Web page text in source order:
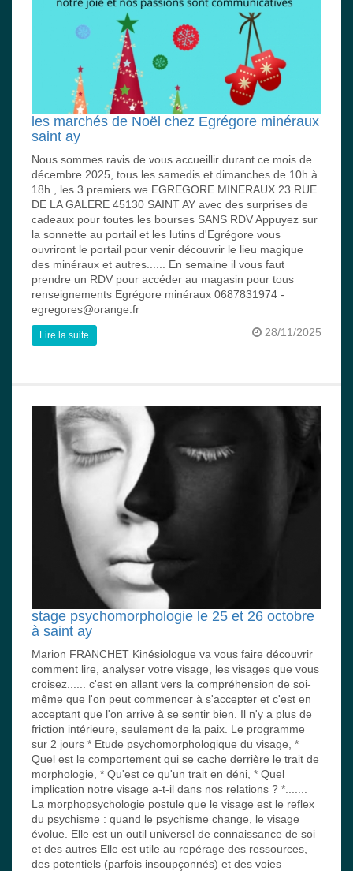
les marchés de Noël chez Egrégore minéraux
saint ay
Nous sommes ravis de vous accueillir durant ce mois de
décembre 2025, tous les samedis et dimanches de 10h à
18h , les 3 premiers we EGREGORE MINERAUX 23 RUE
DE LA GALERE 45130 SAINT AY avec des surprises de
cadeaux pour toutes les bourses SANS RDV Appuyez sur
la sonnette au portail et les lutins d'Egrégore vous
ouvriront le portail pour venir découvrir le lieu magique
des minéraux et autres...... En semaine il vous faut
prendre un RDV pour accéder au magasin pour tous
renseignements Egrégore minéraux 0687831974 -
egregores@orange.fr
28/11/2025
Lire la suite
stage psychomorphologie le 25 et 26 octobre
à saint ay
Marion FRANCHET Kinésiologue va vous faire découvrir
comment lire, analyser votre visage, les visages que vous
croisez...... c'est en allant vers la compréhension de soi-
même que l'on peut commencer à s'accepter et c'est en
acceptant que l'on arrive à se sentir bien. Il n'y a plus de
friction intérieure, seulement de la paix. Le programme
sur 2 jours * Etude psychomorphologique du visage, *
Quel est le comportement qui se cache derrière le trait de
morphologie, * Qu'est ce qu'un trait en déni, * Quel
implication notre visage a-t-il dans nos relations ? *.......
La morphopsychologie postule que le visage est le reflex
du psychisme : quand le psychisme change, le visage
évolue. Elle est un outil universel de connaissance de soi
et des autres Elle est utile au repérage des ressources,
des potentiels (parfois insoupçonnés) et des voies